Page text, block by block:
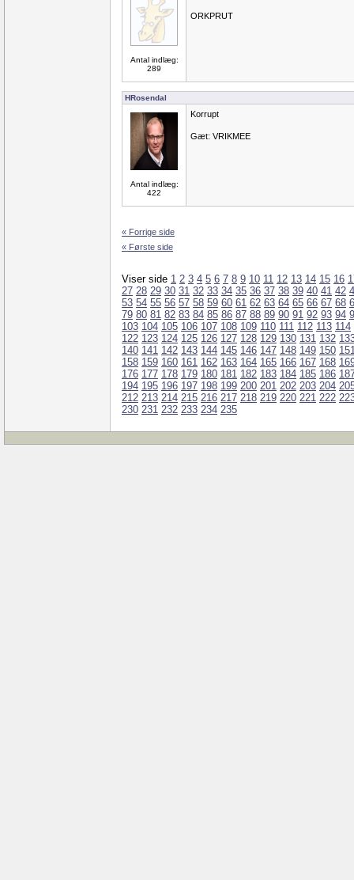
Antal indlæg:
289
ORKPRUT
HRosendal
Antal indlæg:
422
Korrupt
Gæt: VRIKMEE
« Forrige side
« Første side
Viser side 1 2 3 4 5 6 7 8 9 10 11 12 13 14 15 16
27 28 29 30 31 32 33 34 35 36 37 38 39 40 41 42
53 54 55 56 57 58 59 60 61 62 63 64 65 66 67 68
79 80 81 82 83 84 85 86 87 88 89 90 91 92 93 94
103 104 105 106 107 108 109 110 111 112 113 114
122 123 124 125 126 127 128 129 130 131 132
140 141 142 143 144 145 146 147 148 149 150
158 159 160 161 162 163 164 165 166 167 168
176 177 178 179 180 181 182 183 184 185 186
194 195 196 197 198 199 200 201 202 203 204
212 213 214 215 216 217 218 219 220 221 222
230 231 232 233 234 235